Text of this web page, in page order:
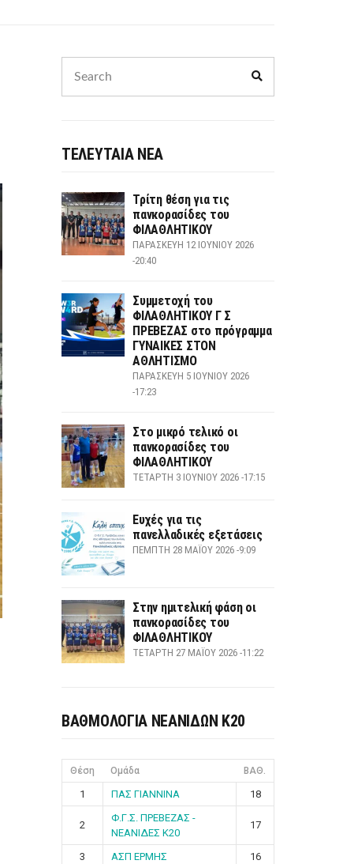
for:
ΤΕΛΕΥΤΑΙΑ ΝΕΑ
Τρίτη θέση για τις
πανκορασίδες του
ΦΙΛΑΘΛΗΤΙΚΟΥ
ΠΑΡΑΣΚΕΥΉ 12 ΙΟΥΝΊΟΥ 2026
-20:40
Συμμετοχή του
ΦΙΛΑΘΛΗΤΙΚΟΥ Γ Σ
ΠΡΕΒΕΖΑΣ στο πρόγραμμα
ΓΥΝΑΙΚΕΣ ΣΤΟΝ
ΑΘΛΗΤΙΣΜΟ
ΠΑΡΑΣΚΕΥΉ 5 ΙΟΥΝΊΟΥ 2026
-17:23
Στο μικρό τελικό οι
πανκορασίδες του
ΦΙΛΑΘΛΗΤΙΚΟΥ
ΤΕΤΆΡΤΗ 3 ΙΟΥΝΊΟΥ 2026 -17:15
Ευχές για τις
πανελλαδικές εξετάσεις
ΠΈΜΠΤΗ 28 ΜΑΪ́ΟΥ 2026 -9:09
Στην ημιτελική φάση οι
πανκορασίδες του
ΦΙΛΑΘΛΗΤΙΚΟΥ
ΤΕΤΆΡΤΗ 27 ΜΑΪ́ΟΥ 2026 -11:22
ΒΑΘΜΟΛΟΓΙΑ ΝΕΑΝΙΔΩΝ Κ20
Θέση Ομάδα ΒΑΘ.
1 ΠΑΣ ΓΙΑΝΝΙΝΑ 18
2
Φ.Γ.Σ. ΠΡΕΒΕΖΑΣ -
ΝΕΑΝΙΔΕΣ Κ20
17
3 ΑΣΠ ΕΡΜΗΣ
16